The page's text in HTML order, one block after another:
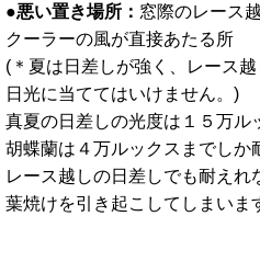
●悪い置き場所： 窓際のレース
クーラーの風が直接あたる所
(＊夏は日差しが強く、レース越
日光に当ててはいけません。)
真夏の日差しの光度は１５万ル
胡蝶蘭は４万ルックスまでしか
レース越しの日差しでも耐えれ
葉焼けを引き起こしてしまいま